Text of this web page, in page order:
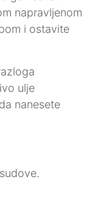
napravljenom
i ostavite
ulje
nanesete